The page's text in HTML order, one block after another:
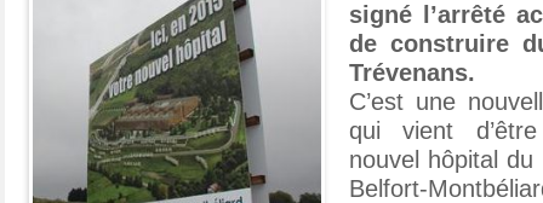
signé l’arrêté
de construire
Trévenans.
C’est une
qui vient
nouvel hôpital
Belfort-